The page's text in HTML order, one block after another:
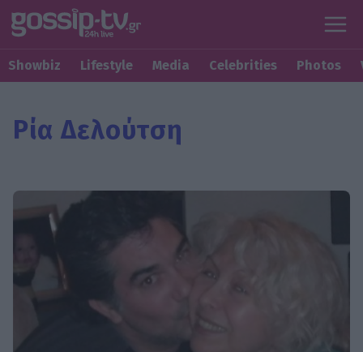
Showbiz Lifestyle Media Celebrities Photos
Ρία Δελούτση